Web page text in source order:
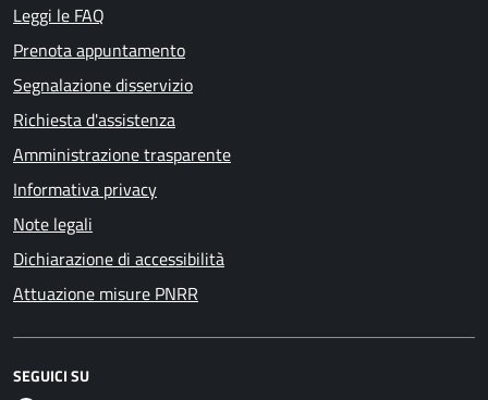
Leggi le FAQ
Prenota appuntamento
Segnalazione disservizio
Richiesta d'assistenza
Amministrazione trasparente
Informativa privacy
Note legali
Dichiarazione di accessibilità
Attuazione misure PNRR
SEGUICI SU